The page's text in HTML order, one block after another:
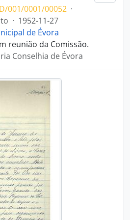
001/0001/00052 ·
· 1952-11-27
de Évora
reunião da Comissão.
Conselhia de Évora